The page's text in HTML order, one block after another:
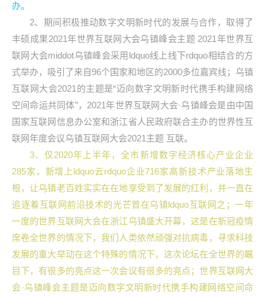
办。
2、期间积极推动数字文明新时代的发展与合作，取得了
丰硕成果2021年世界互联网大会乌镇峰会主题 2021年世界互
联网大会middot乌镇峰会采用ldquo线上线下rdquo相结合的方
式举办，吸引了来自96个国家和地区的2000多位嘉宾线；乌镇
互联网大会2021的主题是“迈向数字文明新时代携手构建网络
空间命运共同体”，2021年世界互联网大会·乌镇峰会是由中国
国家互联网信息办公室和浙江省人民政府联合主办的世界性互
联网年度会议乌镇互联网大会2021主题 互联。
3、仅2020年上半年，全市新增数字经济核心产业企业
285家，新增上ldquo云rdquo企业716家高新技术产业落地生
根，让乌镇老百姓实实在在地享受到了发展的红利，并一直在
追逐着互联网前沿技术的光芒曾在乌镇ldquo互联网之；一年
一度的世界互联网大会在浙江乌镇盛大开幕，这是在新冠疫情
席卷全世界的情况下，我们人类依然顽强对抗病毒，寻求科技
发展的重大举动在这个特殊的情况下，这次论坛在全世界的瞩
目下，有很多的亮点这一次会议有很多的亮点；世界互联网大
会·乌镇峰会主题是迈向数字文明新时代携手构建网络空间命